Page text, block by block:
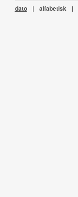
dato | alfabetisk |